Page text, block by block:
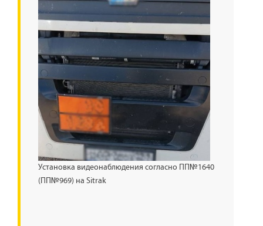
Установка видеонаблюдения согласно ПП№1640
(ПП№969) на Sitrak